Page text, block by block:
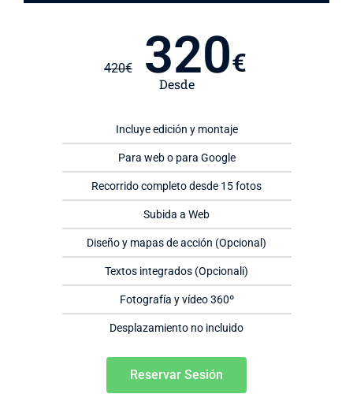
420€ 320€
Desde
Incluye edición y montaje
Para web o para Google
Recorrido completo desde 15 fotos
Subida a Web
Diseño y mapas de acción (Opcional)
Textos integrados (Opcionali)
Fotografía y vídeo 360º
Desplazamiento no incluido
Reservar Sesión